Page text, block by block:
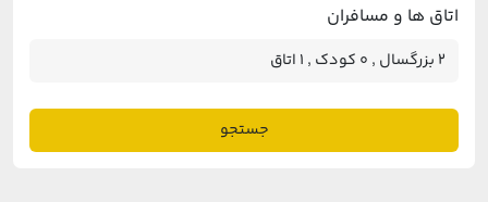
اتاق ها و مسافران
جستجو